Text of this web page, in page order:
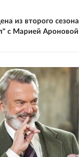
из второго сезона
с Марией Ароновой